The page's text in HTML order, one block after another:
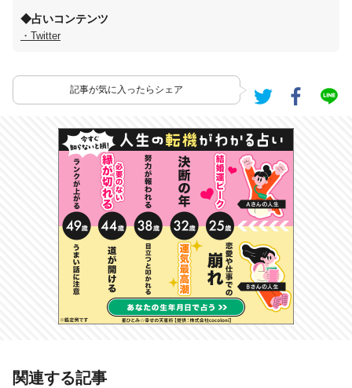
◆占いコンテンツ
・Twitter
記事が気に入ったらシェア
あわせて読みたい記事
関連する記事